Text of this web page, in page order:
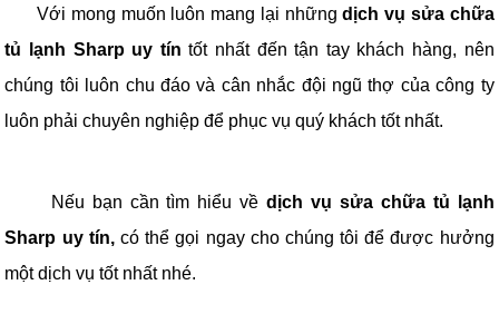
Với mong muốn luôn mang lại những dịch vụ sửa chữa
tủ lạnh Sharp uy tín tốt nhất đến tận tay khách hàng, nên
chúng tôi luôn chu đáo và cân nhắc đội ngũ thợ của công ty
luôn phải chuyên nghiệp để phục vụ quý khách tốt nhất.
Nếu bạn cần tìm hiểu về dịch vụ sửa chữa tủ lạnh
Sharp uy tín,có thể gọi ngay cho chúng tôi để được hưởng
một dịch vụ tốt nhất nhé.